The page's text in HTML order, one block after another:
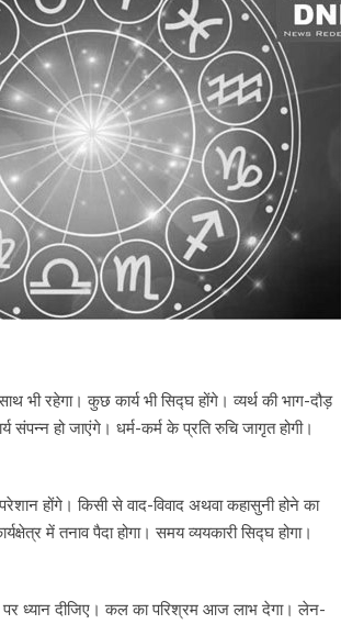
भी रहेगा। कुछ कार्य भी सिद्घ होंगे। व्यर्थ की भाग-दौड़
हो जाएंगे। धर्म-कर्म के प्रति रुचि जागृत होगी।
होंगे। किसी से वाद-विवाद अथवा कहासुनी होने का
में तनाव पैदा होगा। समय व्ययकारी सिद्घ होगा।
ध्यान दीजिए। कल का परिश्रम आज लाभ देगा। लेन-